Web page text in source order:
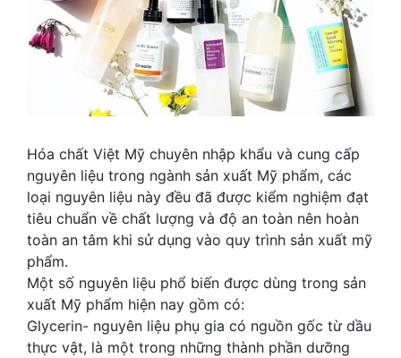
Hóa chất Việt Mỹ chuyên nhập khẩu và cung cấp
nguyên liệu trong ngành sản xuất Mỹ phẩm, các
loại nguyên liệu này đều đã được kiểm nghiệm đạt
tiêu chuẩn về chất lượng và độ an toàn nên hoàn
toàn an tâm khi sử dụng vào quy trình sản xuất mỹ
phẩm.
Một số nguyên liệu phổ biến được dùng trong sản
xuất Mỹ phẩm hiện nay gồm có:
Glycerin- nguyên liệu phụ gia có nguồn gốc từ dầu
thực vật, là một trong những thành phần dưỡng